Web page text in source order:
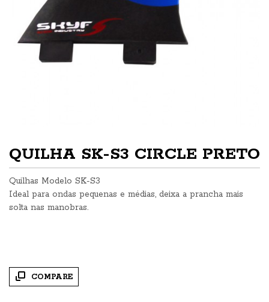
QUILHA SK-S3 CIRCLE PRETO
Quilhas Modelo SK-S3
Ideal para ondas pequenas e médias, deixa a prancha mais
solta nas manobras.
COMPARE